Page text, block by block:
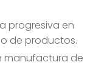
progresiva en
de productos.
manufactura de